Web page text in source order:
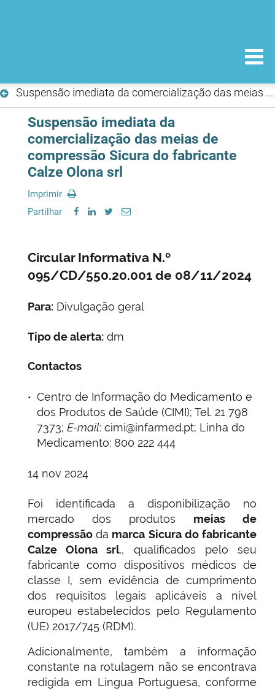
Suspensão imediata da comercialização das meias de compressão Sicura do fabricante Calze Olona srl
Suspensão imediata da
comercialização das meias de
compressão Sicura do fabricante
Calze Olona srl
Imprimir
Partilhar
Circular Informativa N.º
095/CD/550.20.001 de 08/11/2024
Para: Divulgação geral
Tipo de alerta: dm
Contactos
Centro de Informação do Medicamento e
dos Produtos de Saúde (CIMI); Tel. 21 798
7373; E-mail: cimi@infarmed.pt; Linha do
Medicamento: 800 222 444
14 nov 2024
Foi identificada a disponibilização no
mercado dos produtos meias de
compressãoda marca Sicura do fabricante
Calze Olona srl., qualificados pelo seu
fabricante como dispositivos médicos de
classe I, sem evidência de cumprimento
dos requisitos legais aplicáveis a nível
europeu estabelecidos pelo Regulamento
(UE) 2017/745 (RDM).
Adicionalmente, também a informação
constante na rotulagem não se encontrava
redigida em Língua Portuguesa, conforme